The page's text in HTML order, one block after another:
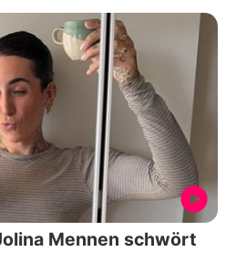
Mennen schwört